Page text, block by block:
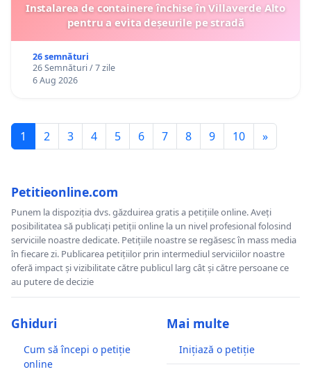
Instalarea de containere închise în Villaverde Alto
pentru a evita deșeurile pe stradă
26 semnături
26 Semnături / 7 zile
6 Aug 2026
1 2 3 4 5 6 7 8 9 10 »
Petitieonline.com
Punem la dispoziția dvs. găzduirea gratis a petițiile online. Aveți
posibilitatea să publicați petiții online la un nivel profesional folosind
serviciile noastre dedicate. Petițiile noastre se regăsesc în mass media
în fiecare zi. Publicarea petițiilor prin intermediul serviciilor noastre
oferă impact și vizibilitate către publicul larg cât și către persoane ce
au putere de decizie
Ghiduri
Cum să începi o petiție
online
Mai multe
Inițiază o petiție